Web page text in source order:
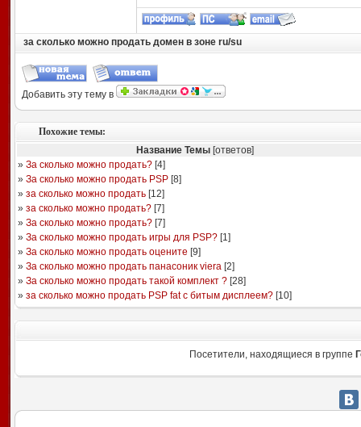
за сколько можно продать домен в зоне ru/su
Добавить эту тему в
Похожие темы:
Название Темы[ответов]
» За сколько можно продать?[4]
» За сколько можно продать PSP[8]
» за сколько можно продать[12]
» за сколько можно продать?[7]
» За сколько можно продать?[7]
» За сколько можно продать игры для PSP?[1]
» За сколько можно продать оцените [9]
» За сколько можно продать панасоник viera[2]
» За сколько можно продать такой комплект ?[28]
» за сколько можно продать PSP fat с битым дисплеем?[10]
Посетители, находящиеся в группе